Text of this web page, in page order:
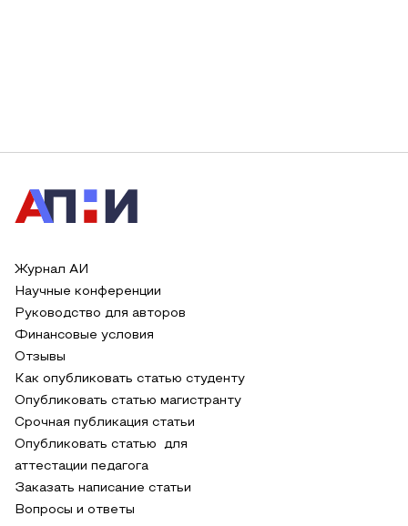
Журнал АИ
Научные конференции
Руководство для авторов
Финансовые условия
Отзывы
Как опубликовать статью студенту
Опубликовать статью магистранту
Срочная публикация статьи
Опубликовать статью для
аттестации педагога
Заказать написание статьи
Вопросы и ответы